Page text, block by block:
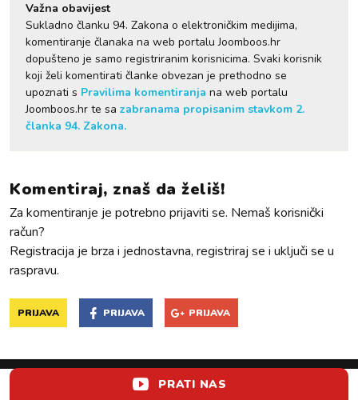
Važna obavijest
Sukladno članku 94. Zakona o elektroničkim medijima,
komentiranje članaka na web portalu Joomboos.hr
dopušteno je samo registriranim korisnicima. Svaki korisnik
koji želi komentirati članke obvezan je prethodno se
upoznati s Pravilima komentiranja na web portalu
Joomboos.hr te sa zabranama propisanim stavkom 2.
članka 94. Zakona.
Komentiraj, znaš da želiš!
Za komentiranje je potrebno prijaviti se. Nemaš korisnički
račun?
Registracija je brza i jednostavna, registriraj se i uključi se u
raspravu.
PRIJAVA PRIJAVA PRIJAVA
PRATI NAS